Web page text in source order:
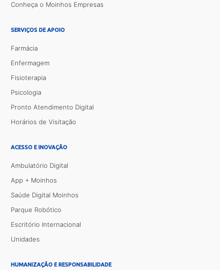
Conheça o Moinhos Empresas
SERVIÇOS DE APOIO
Farmácia
Enfermagem
Fisioterapia
Psicologia
Pronto Atendimento Digital
Horários de Visitação
ACESSO E INOVAÇÃO
Ambulatório Digital
App + Moinhos
Saúde Digital Moinhos
Parque Robótico
Escritório Internacional
Unidades
HUMANIZAÇÃO E RESPONSABILIDADE